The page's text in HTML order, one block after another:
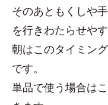
そのあともくしや
を行きわたらせやす
朝はこのタイミン
です。
単品で使う場合は